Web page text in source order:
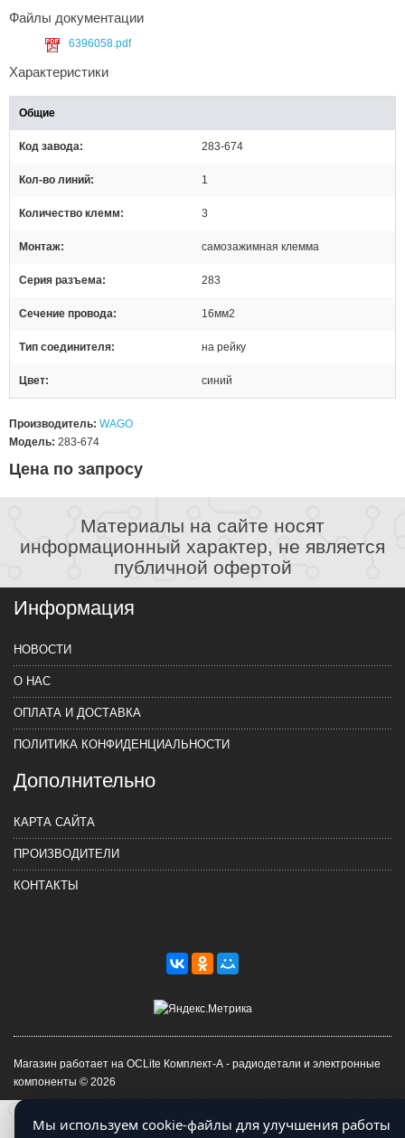
Файлы документации
6396058.pdf
Характеристики
Общие
Код завода 283-674
Кол-во линий 1
Количество клемм 3
Монтаж самозажимная клемма
Серия разъема 283
Сечение провода 16мм2
Тип соединителя на рейку
Цвет синий
Производитель: WAGO
Модель: 283-674
Цена по запросу
Материалы на сайте носят
информационный характер, не является
публичной офертой
Информация
НОВОСТИ
О НАС
ОПЛАТА И ДОСТАВКА
ПОЛИТИКА КОНФИДЕНЦИАЛЬНОСТИ
Дополнительно
КАРТА САЙТА
ПРОИЗВОДИТЕЛИ
КОНТАКТЫ
Магазин работает на OCLite Комплект-А - радиодетали и электронные
компоненты © 2026
Мы используем cookie-файлы для улучшения работы